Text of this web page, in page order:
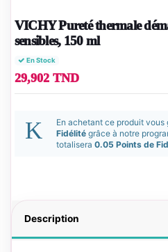
VICHY Pureté thermale
sensibles, 150 ml
En Stock
29,902 TND
En achetant ce produit vous
Fidélité grâce à notre
totalisera 0.05 Points de
Description